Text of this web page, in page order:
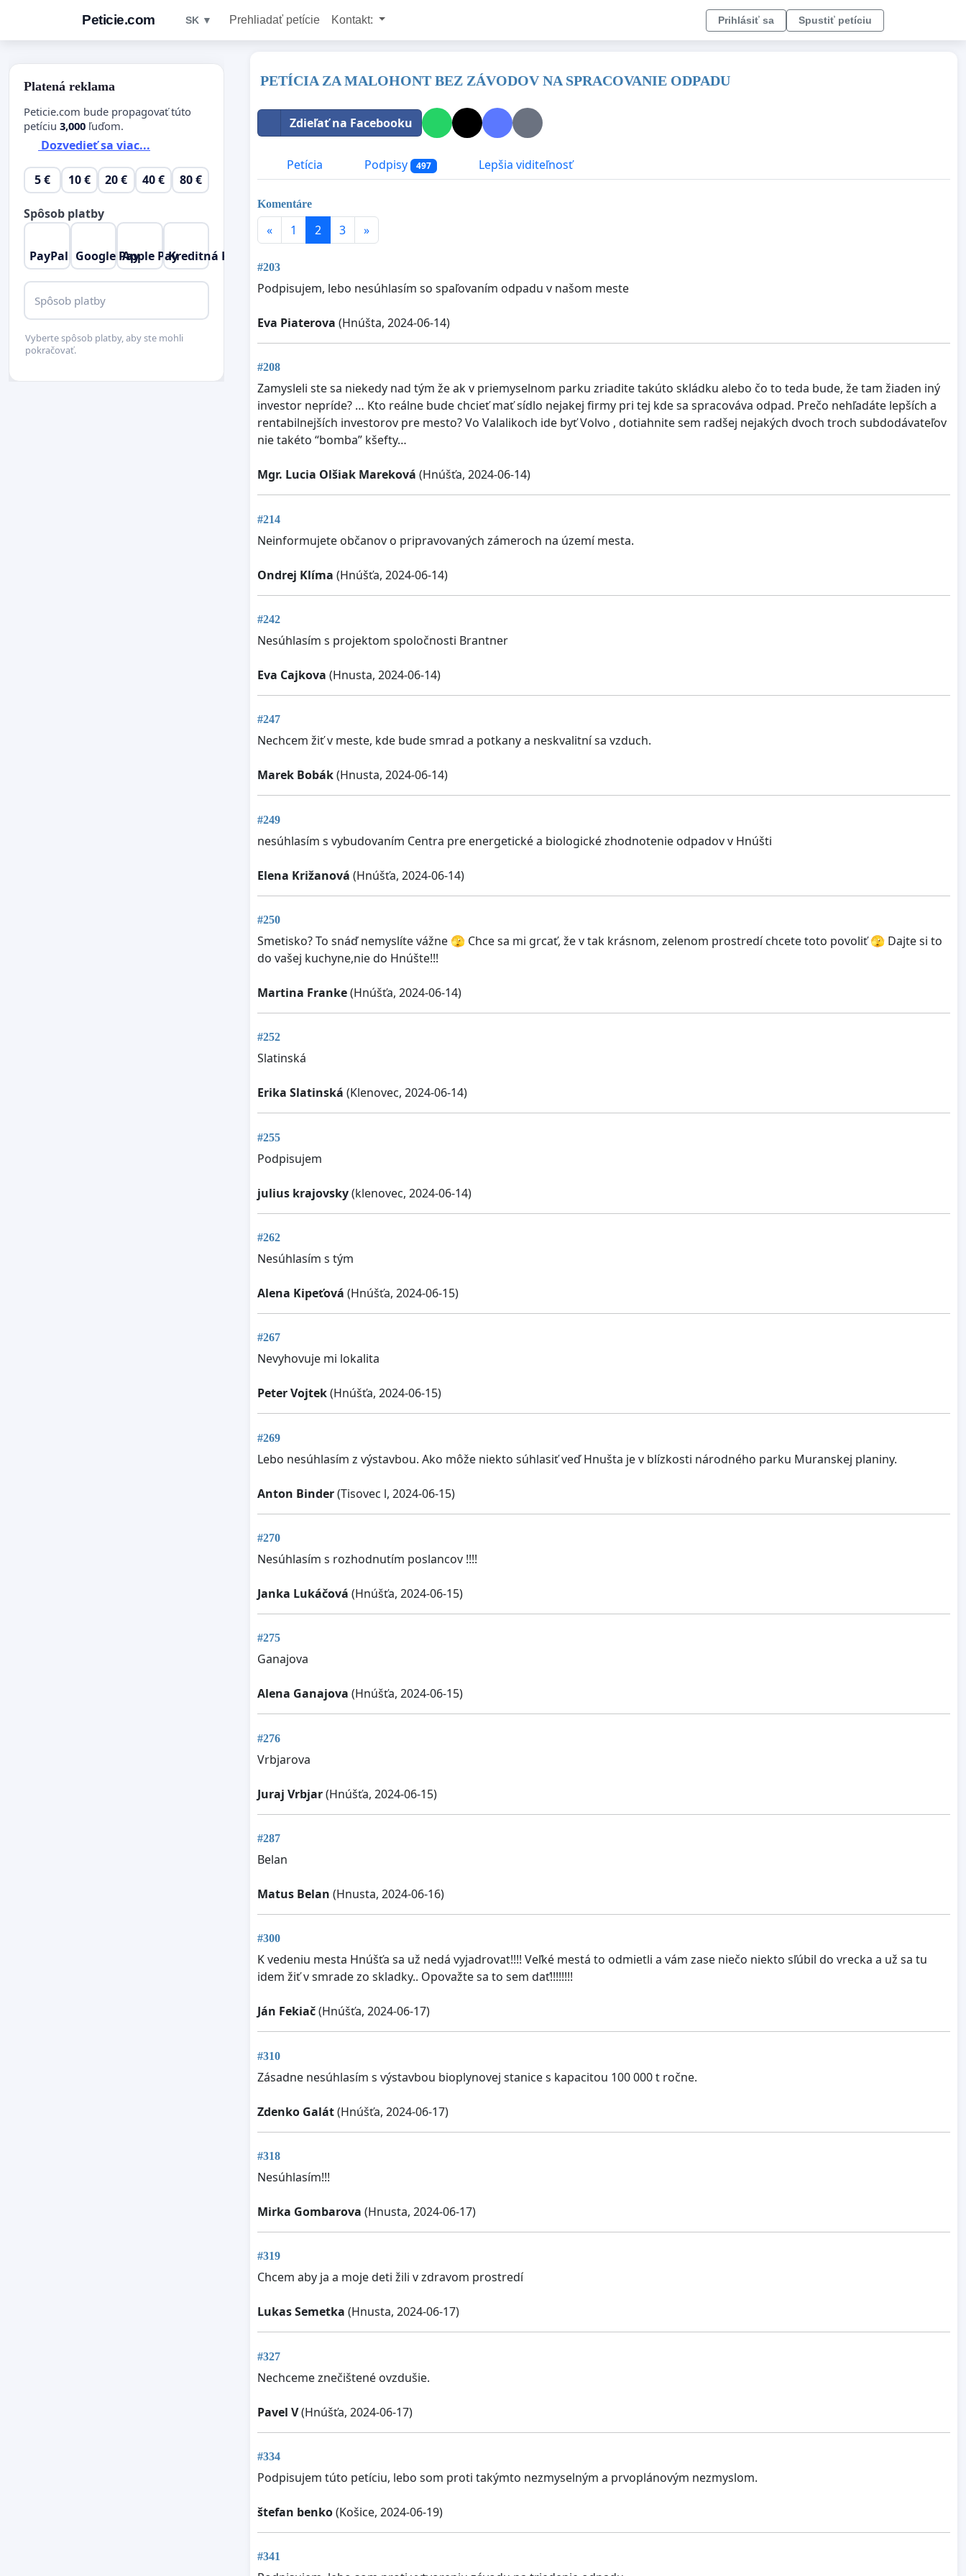
Peticie.com SK ▼ Prehliadať petície Kontakt: Prihlásiť sa Spustiť petíciu
PETÍCIA ZA MALOHONT BEZ ZÁVODOV NA SPRACOVANIE ODPADU
Zdieľať na Facebooku
Petícia Podpisy 497 Lepšia viditeľnosť
Komentáre
« 1 2 3 »
#203
Podpisujem, lebo nesúhlasím so spaľovaním odpadu v našom meste
Eva Piaterova (Hnúšta, 2024-06-14)
#208
Zamysleli ste sa niekedy nad tým že ak v priemyselnom parku zriadite takúto skládku alebo čo to teda bude, že tam žiaden iný
investor nepríde? … Kto reálne bude chcieť mať sídlo nejakej firmy pri tej kde sa spracováva odpad. Prečo nehľadáte lepších a
rentabilnejších investorov pre mesto? Vo Valalikoch ide byť Volvo , dotiahnite sem radšej nejakých dvoch troch subdodávateľov
nie takéto “bomba” kšefty…
Mgr. Lucia Olšiak Mareková (Hnúšťa, 2024-06-14)
#214
Neinformujete občanov o pripravovaných zámeroch na území mesta.
Ondrej Klíma (Hnúšťa, 2024-06-14)
#242
Nesúhlasím s projektom spoločnosti Brantner
Eva Cajkova (Hnusta, 2024-06-14)
#247
Nechcem žiť v meste, kde bude smrad a potkany a neskvalitní sa vzduch.
Marek Bobák(Hnusta, 2024-06-14)
#249
nesúhlasím s vybudovaním Centra pre energetické a biologické zhodnotenie odpadov v Hnúšti
Elena Križanová (Hnúšťa, 2024-06-14)
#250
Smetisko? To snáď nemyslíte vážne 🫣 Chce sa mi grcať, že v tak krásnom, zelenom prostredí chcete toto povoliť 🫣 Dajte si to
do vašej kuchyne,nie do Hnúšte!!!
Martina Franke(Hnúšťa, 2024-06-14)
#252
Slatinská
Erika Slatinská (Klenovec, 2024-06-14)
#255
Podpisujem
julius krajovsky(klenovec, 2024-06-14)
#262
Nesúhlasím s tým
Alena Kipeťová (Hnúšťa, 2024-06-15)
#267
Nevyhovuje mi lokalita
Peter Vojtek(Hnúšťa, 2024-06-15)
#269
Lebo nesúhlasím z výstavbou. Ako môže niekto súhlasiť veď Hnušta je v blízkosti národného parku Muranskej planiny.
Anton Binder(Tisovec l, 2024-06-15)
#270
Nesúhlasím s rozhodnutím poslancov !!!!
Janka Lukáčová (Hnúšťa, 2024-06-15)
#275
Ganajova
Alena Ganajova (Hnúšťa, 2024-06-15)
#276
Vrbjarova
Juraj Vrbjar(Hnúšťa, 2024-06-15)
#287
Belan
Matus Belan (Hnusta, 2024-06-16)
#300
K vedeniu mesta Hnúšťa sa už nedá vyjadrovat!!!! Veľké mestá to odmietli a vám zase niečo niekto sľúbil do vrecka a už sa tu
idem žiť v smrade zo skladky.. Opovažte sa to sem dať!!!!!!!!
Ján Fekiač(Hnúšťa, 2024-06-17)
#310
Zásadne nesúhlasím s výstavbou bioplynovej stanice s kapacitou 100 000 t ročne.
Zdenko Galát(Hnúšťa, 2024-06-17)
#318
Nesúhlasím!!!
Mirka Gombarova (Hnusta, 2024-06-17)
#319
Chcem aby ja a moje deti žili v zdravom prostredí
Lukas Semetka (Hnusta, 2024-06-17)
#327
Nechceme znečištené ovzdušie.
Pavel V(Hnúšťa, 2024-06-17)
#334
Podpisujem túto petíciu, lebo som proti takýmto nezmyselným a prvoplánovým nezmyslom.
štefan benko(Košice, 2024-06-19)
#341
Platená reklama
Peticie.com bude propagovať túto
petíciu 3,000 ľuďom.
Dozvedieť sa viac...
5 € 10 € 20 € 40 € 80 €
Spôsob platby
PayPal Google PayApple PayKreditná Karta
Spôsob platby
Vyberte spôsob platby, aby ste mohli
pokračovať.